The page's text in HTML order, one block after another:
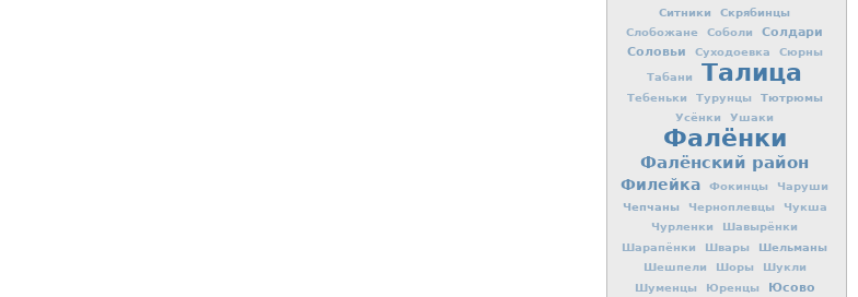
Ситники Скрябинцы
Слобожане Соболи
Солдари
Соловьи
Суходоевка Сюрны
Табани Талица
Тебеньки Турунцы Тютрюмы
Усёнки Ушаки
Фалёнки
Фалёнский район
Филейка Фокинцы Чаруши
Чепчаны Черноплевцы
Чукша
Чурленки
Шавырёнки
Шарапёнки
Швары Шельманы
Шешпели Шоры
Шукли
Шуменцы
Юренцы Юсово